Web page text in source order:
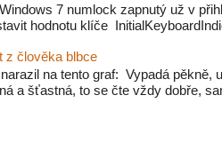
7 numlock zapnutý už v
hodnotu klíče
z člověka blbce
na tento graf: Vypadá pěkně,
a šťastná, to se čte vždy dobře,